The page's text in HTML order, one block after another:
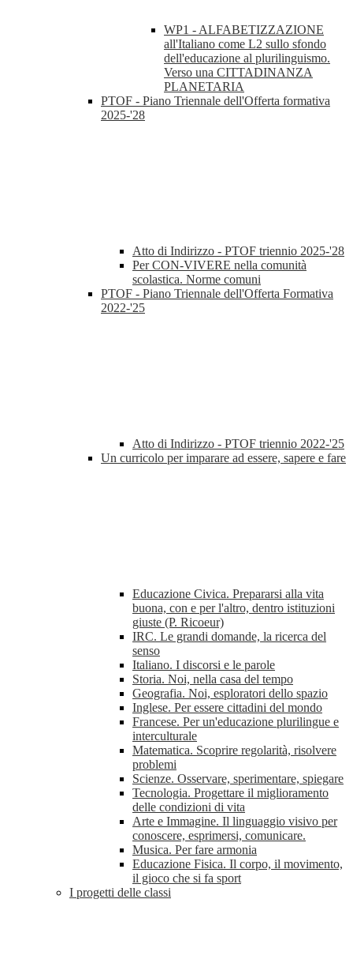
WP1 - ALFABETIZZAZIONE
all'Italiano come L2 sullo sfondo
dell'educazione al plurilinguismo.
Verso una CITTADINANZA
PLANETARIA
PTOF - Piano Triennale dell'Offerta formativa
2025-'28
Atto di Indirizzo - PTOF triennio 2025-'28
Per CON-VIVERE nella comunità
scolastica. Norme comuni
PTOF - Piano Triennale dell'Offerta Formativa
2022-'25
Atto di Indirizzo - PTOF triennio 2022-'25
Un curricolo per imparare ad essere, sapere e fare
Educazione Civica. Prepararsi alla vita
buona, con e per l'altro, dentro istituzioni
giuste (P. Ricoeur)
IRC. Le grandi domande, la ricerca del
senso
Italiano. I discorsi e le parole
Storia. Noi, nella casa del tempo
Geografia. Noi, esploratori dello spazio
Inglese. Per essere cittadini del mondo
Francese. Per un'educazione plurilingue e
interculturale
Matematica. Scoprire regolarità, risolvere
problemi
Scienze. Osservare, sperimentare, spiegare
Tecnologia. Progettare il miglioramento
delle condizioni di vita
Arte e Immagine. Il linguaggio visivo per
conoscere, esprimersi, comunicare.
Musica. Per fare armonia
Educazione Fisica. Il corpo, il movimento,
il gioco che si fa sport
I progetti delle classi